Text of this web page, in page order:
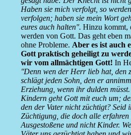
Haben sie mich verfolgt, so
verfolgen; haben sie mein Wort
eures auch halten''. Hinzu kommt,
werden von Gott. Das geht eben
ohne Probleme. Aber es ist auch
Gott praktisch geheiligt zu
wir vom allmächtigen Gott! In
''Denn wen der Herr lieb hat, den
schlägt jeden Sohn, den er
Erziehung, wenn ihr dulden
Kindern geht Gott mit euch um;
den der Vater nicht züchtigt? Seid
Züchtigung, die doch alle erfahren
Ausgestoßene und nicht Kinder.